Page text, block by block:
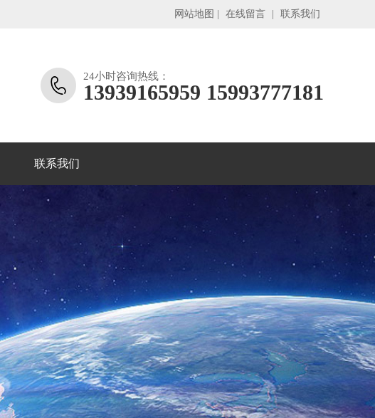
网站地图 在线留言 联系我们
24小时咨询热线：
13939165959 15993777181
联系我们